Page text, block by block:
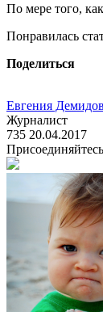
По мере того,
Понравилась
Поделиться
Евгения
Журналист
735 20.04.2017